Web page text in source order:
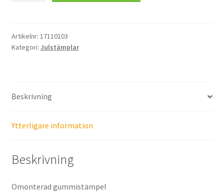
mängd
Artikelnr: 17110103
Kategori: Julstämplar
Beskrivning
Ytterligare information
Beskrivning
Omonterad gummistämpel